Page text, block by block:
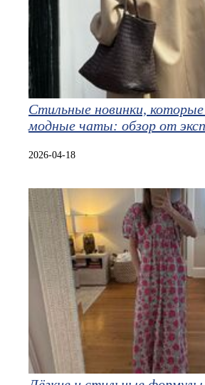
Стильные новинки, которые
модные чаты: обзор от
2026-04-18